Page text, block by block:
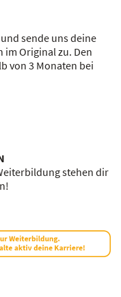
sende uns deine
im Original zu. Den
von 3 Monaten bei
stehen dir